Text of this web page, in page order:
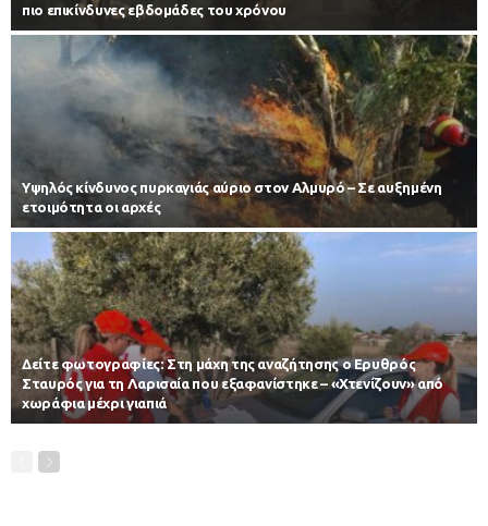
πιο επικίνδυνες εβδομάδες του χρόνου
Υψηλός κίνδυνος πυρκαγιάς αύριο στον Αλμυρό – Σε αυξημένη
ετοιμότητα οι αρχές
Δείτε φωτογραφίες: Στη μάχη της αναζήτησης ο Ερυθρός
Σταυρός για τη Λαρισαία που εξαφανίστηκε – «Χτενίζουν» από
χωράφια μέχρι γιαπιά